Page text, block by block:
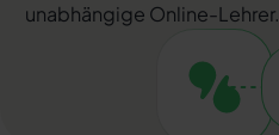
unabhängige Online-Lehrer.